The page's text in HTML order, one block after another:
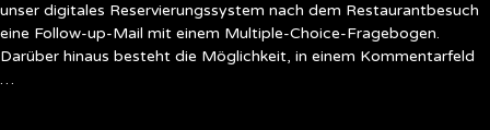
unser digitales Reservierungssystem nach dem Restaurantbesuch
eine Follow-up-Mail mit einem Multiple-Choice-Fragebogen.
Darüber hinaus besteht die Möglichkeit, in einem Kommentarfeld
…